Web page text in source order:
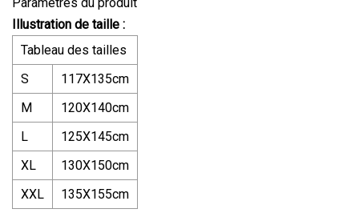
Illustration de taille :
Tableau des tailles
S
117X135cm
M
120X140cm
L
125X145cm
XL
130X150cm
XXL
135X155cm